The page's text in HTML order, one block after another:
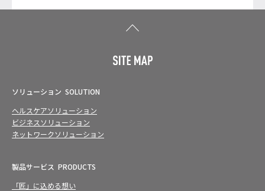
ソリューション SOLUTION
ヘルスケアソリューション
ビジネスソリューション
ネットワークソリューション
製品サービス PRODUCTS
「匠」に込める想い